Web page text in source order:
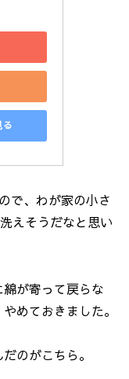
る
で、わが家の小さ
えそうだなと思い
が寄って戻らな
めておきました。
のがこちら。